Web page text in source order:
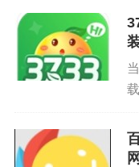
多情环.txt
多情剑客无情剑.txt
飞刀，又见飞刀.txt
风铃中的刀声.txt